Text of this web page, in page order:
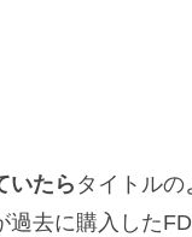
いたらタイトルの
過去に購入した